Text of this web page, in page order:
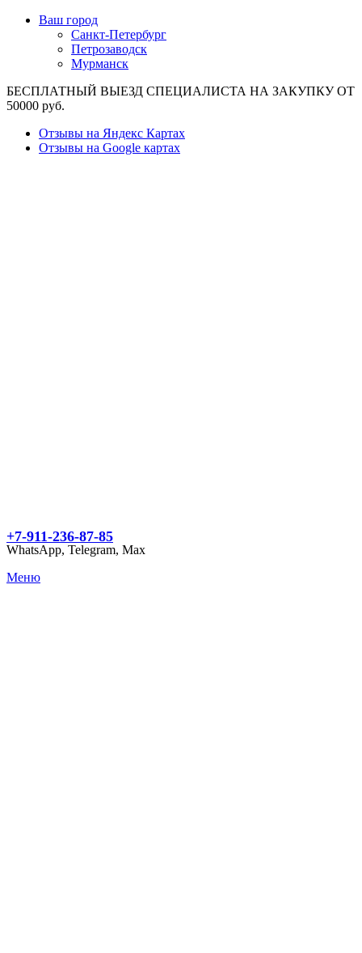
Ваш город
Санкт-Петербург
Петрозаводск
Мурманск
БЕСПЛАТНЫЙ ВЫЕЗД СПЕЦИАЛИСТА НА ЗАКУПКУ ОТ
50000 руб.
Отзывы на Яндекс Картах
Отзывы на Google картах
+7-911-236-87-85
WhatsApp, Telegram, Max
Меню